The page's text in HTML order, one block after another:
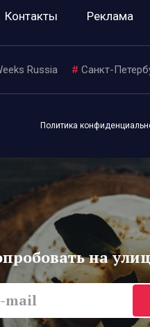
Контакты Реклама
Russia # Санкт-
Политика
на